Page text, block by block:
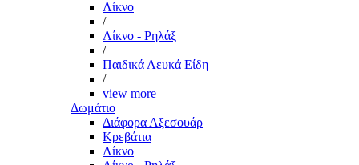
Λίκνο
/
Λίκνο - Ρηλάξ
/
Παιδικά Λευκά Είδη
/
view more
Δωμάτιο
Διάφορα Αξεσουάρ
Κρεβάτια
Λίκνο